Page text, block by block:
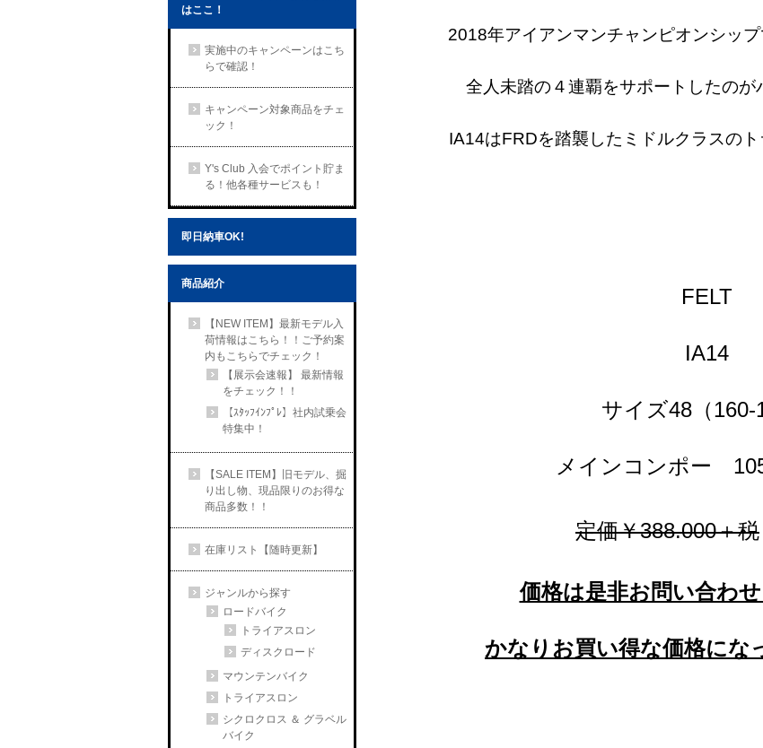
はここ！
実施中のキャンペーンはこち
らで確認！
キャンペーン対象商品をチェ
ック！
Y's Club 入会でポイント貯ま
る！他各種サービスも！
即日納車OK!
商品紹介
【NEW ITEM】最新モデル入
荷情報はこちら！！ご予約案
内もこちらでチェック！
【展示会速報】 最新情報
をチェック！！
【ｽﾀｯﾌｲﾝﾌﾟﾚ】社内試乗会
特集中！
【SALE ITEM】旧モデル、掘
り出し物、現品限りのお得な
商品多数！！
在庫リスト【随時更新】
ジャンルから探す
ロードバイク
トライアスロン
ディスクロード
マウンテンバイク
トライアスロン
シクロクロス ＆ グラベル
バイク
2018年アイアンマンチャンピオンシッ
全人未踏の４連覇をサポートしたのが
IA14はFRDを踏襲したミドルクラスのト
FELT
IA14
サイズ48（160-
メインコンポー 105
定価￥388.000＋税
価格は是非お問い合わ
かなりお買い得な価格にな